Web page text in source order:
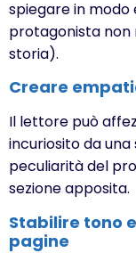
spiegare in modo
protagonista non
storia).
Creare
Il lettore può
incuriosito da
peculiarità del
sezione apposita.
Stabilire tono
pagine